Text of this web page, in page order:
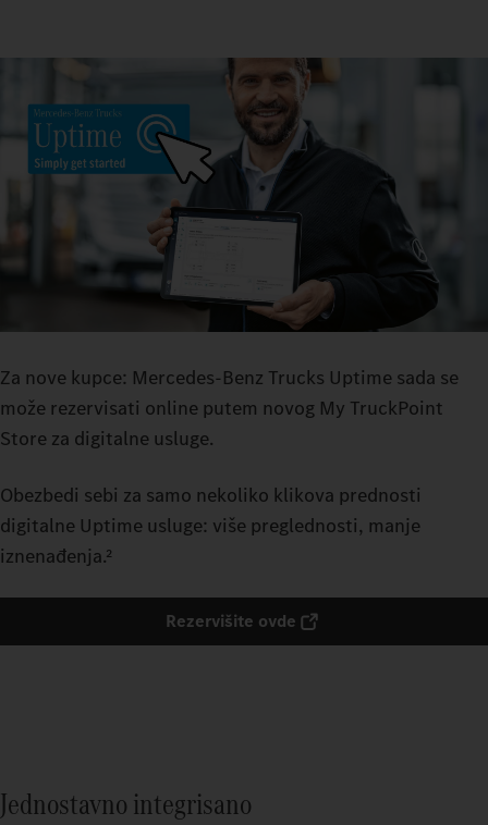
Za nove kupce: Mercedes-Benz Trucks Uptime sada se
može rezervisati online putem novog My TruckPoint
Store za digitalne usluge.
Obezbedi sebi za samo nekoliko klikova prednosti
digitalne Uptime usluge: više preglednosti, manje
iznenađenja.²
Rezervišite ovde
Jednostavno integrisano